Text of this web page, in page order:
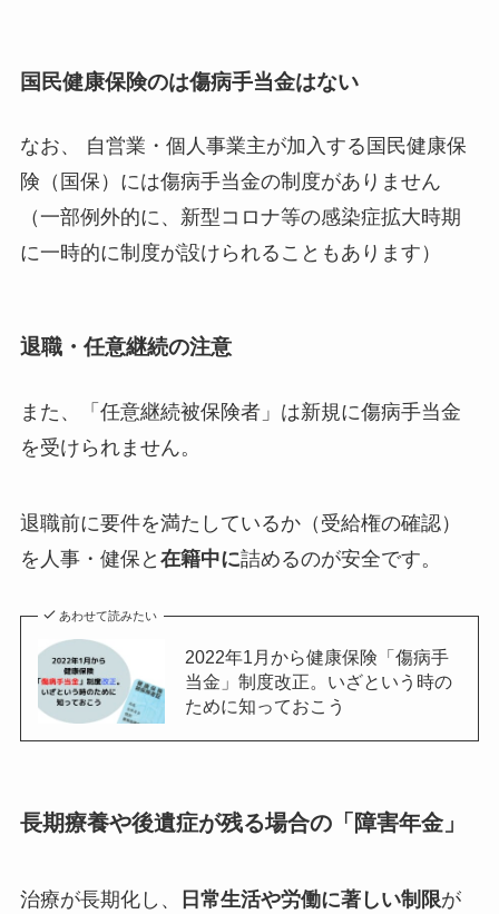
国民健康保険のは傷病手当金はない
なお、 自営業・個人事業主が加入する国民健康保
険（国保）には傷病手当金の制度がありません
（一部例外的に、新型コロナ等の感染症拡大時期
に一時的に制度が設けられることもあります）
退職・任意継続の注意
また、「任意継続被保険者」は新規に傷病手当金
を受けられません。
退職前に要件を満たしているか（受給権の確認）
を人事・健保と 在籍中に詰めるのが安全です。
あわせて読みたい
2022年1月から健康保険「傷病手
当金」制度改正。いざという時の
ために知っておこう
長期療養や後遺症が残る場合の「障害年金」
治療が長期化し、 日常生活や労働に著しい制限が